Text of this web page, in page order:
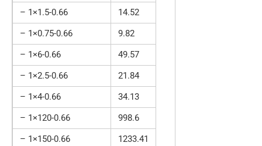
– 1×1.5-0.66
14.52
– 1×0.75-0.66
9.82
– 1×6-0.66
49.57
– 1×2.5-0.66
21.84
– 1×4-0.66
34.13
– 1×120-0.66
998.6
– 1×150-0.66
1233.41